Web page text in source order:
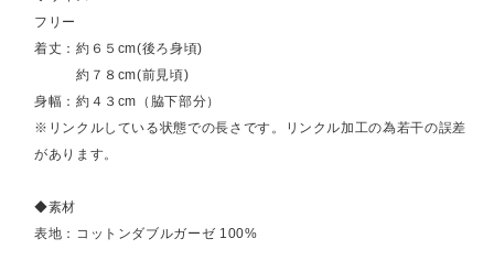
フリー
着丈：約６５cm(後ろ身頃)
約７８cm(前見頃)
身幅：約４３cm（脇下部分）
※リンクルしている状態での長さです。リンクル加工の為若干の誤差
があります。
◆素材
表地：コットンダブルガーゼ 100%